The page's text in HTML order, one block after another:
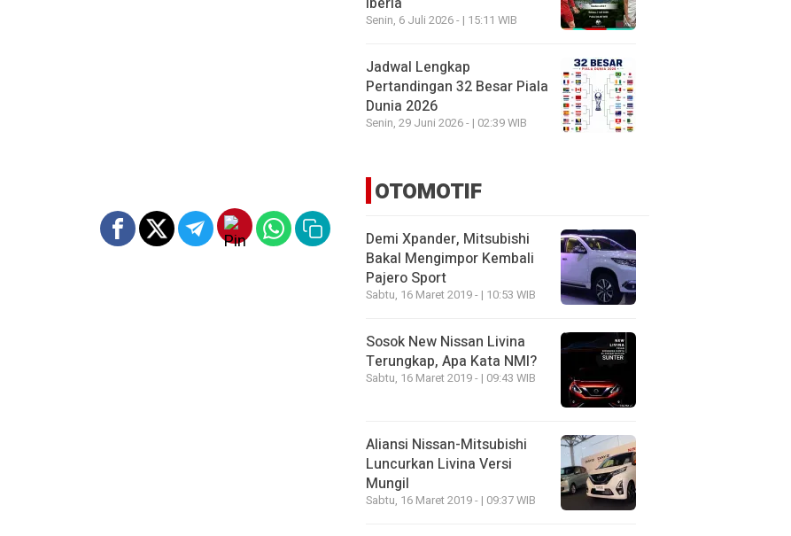
Senin, 6 Juli 2026 - | 15:11 WIB
Jadwal Lengkap
Pertandingan 32 Besar Piala
Dunia 2026
Senin, 29 Juni 2026 - | 02:39 WIB
OTOMOTIF
Demi Xpander, Mitsubishi
Bakal Mengimpor Kembali
Pajero Sport
Sabtu, 16 Maret 2019 - | 10:53 WIB
Sosok New Nissan Livina
Terungkap, Apa Kata NMI?
Sabtu, 16 Maret 2019 - | 09:43 WIB
Aliansi Nissan-Mitsubishi
Luncurkan Livina Versi
Mungil
Sabtu, 16 Maret 2019 - | 09:37 WIB